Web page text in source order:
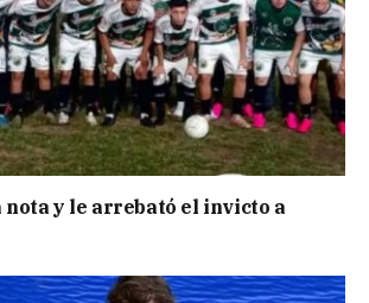
nota y le arrebató el invicto a